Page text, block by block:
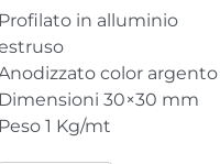
Profilato in alluminio
color argento
Dimensioni 30×30 mm
Peso 1 Kg/mt